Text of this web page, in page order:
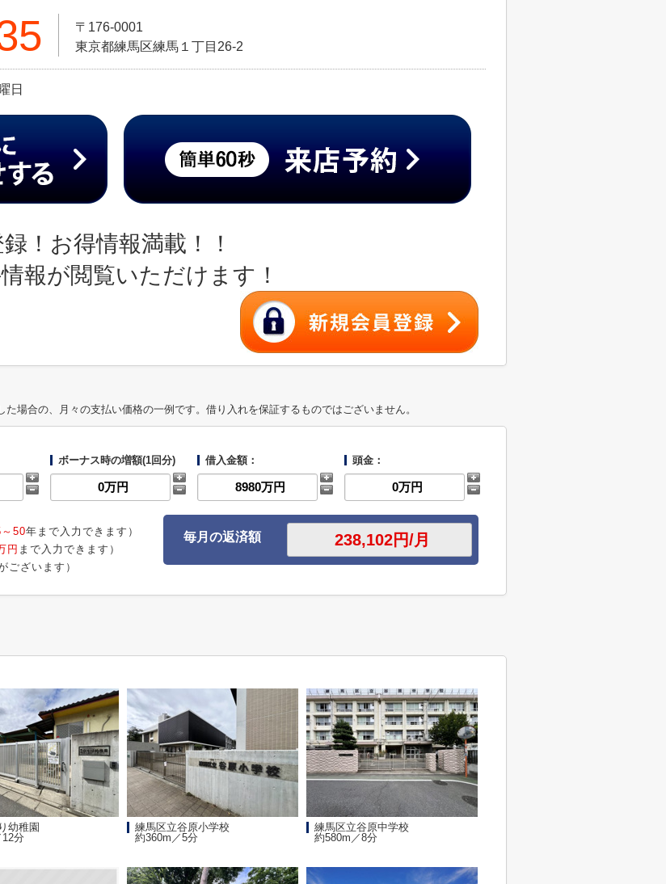
〒176-0001
東京都練馬区練馬１丁目26-2
日
！お得情報満載！！
報が閲覧いただけます！
た場合の、月々の支払い価格の一例です。借り入れを保証するものではございません。
ボーナス時の増額(1回分) 借入金額： 頭金：
50年まで入力できます）
円 まで入力できます）
ございます）
毎月の返済額
幼稚園
分
練馬区立谷原小学校
約360m／5分
練馬区立谷原中学校
約580m／8分